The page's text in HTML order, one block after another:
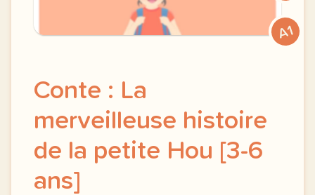
A1
Conte : La
merveilleuse histoire
de la petite Hou [3-6
ans]